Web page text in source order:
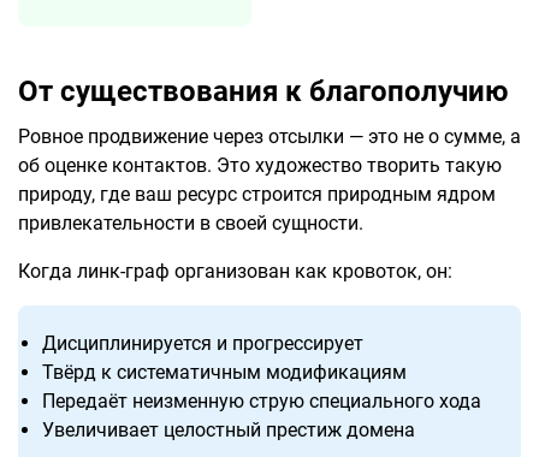
От существования к благополучию
Ровное продвижение через отсылки — это не о сумме, а
об оценке контактов. Это художество творить такую
природу, где ваш ресурс строится природным ядром
привлекательности в своей сущности.
Когда линк-граф организован как кровоток, он:
Дисциплинируется и прогрессирует
Твёрд к систематичным модификациям
Передаёт неизменную струю специального хода
Увеличивает целостный престиж домена